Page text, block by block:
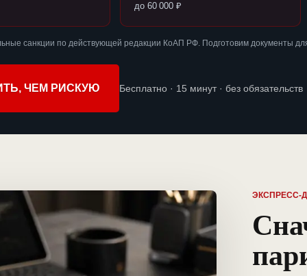
до 60 000 ₽
санкции по действующей редакции КоАП РФ. Подготовим документы
ЧЕМ РИСКУЮ Бесплатно · 15 минут · без обязательств
ЭКСПРЕСС-